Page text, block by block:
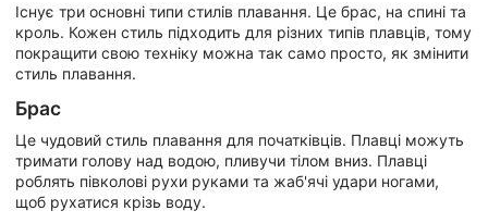
Існує три основні типи стилів плавання. Це брас, на спині та
кроль. Кожен стиль підходить для різних типів плавців, тому
покращити свою техніку можна так само просто, як змінити
стиль плавання.
Брас
Це чудовий стиль плавання для початківців. Плавці можуть
тримати голову над водою, пливучи тілом вниз. Плавці
роблять півколові рухи руками та жаб'ячі удари ногами,
щоб рухатися крізь воду.